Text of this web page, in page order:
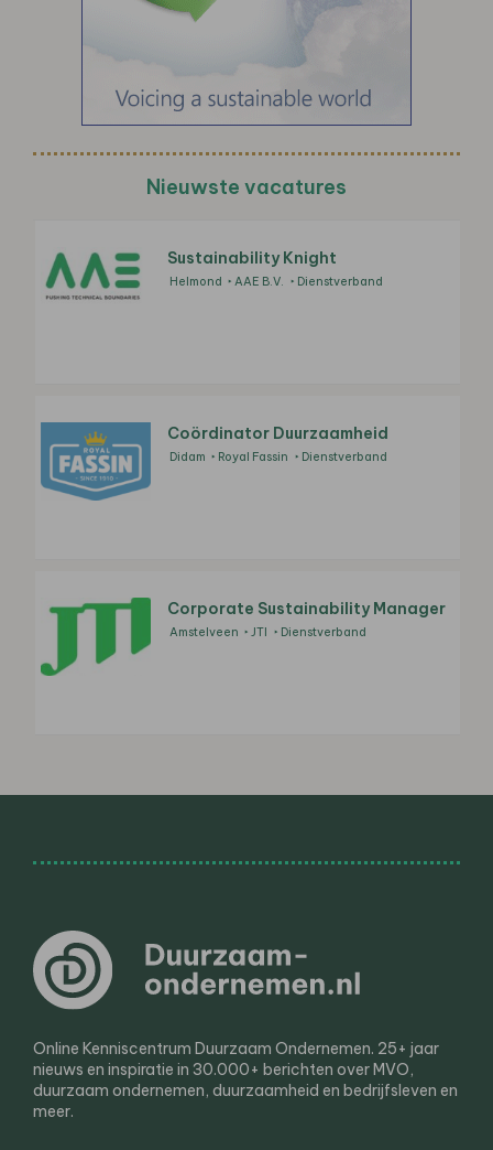
Nieuwste vacatures
Sustainability Knight
Helmond AAE B.V. Dienstverband
Coördinator Duurzaamheid
Didam Royal Fassin Dienstverband
Corporate Sustainability Manager
Amstelveen JTI Dienstverband
Online Kenniscentrum Duurzaam Ondernemen. 25+ jaar
nieuws en inspiratie in 30.000+ berichten over MVO,
duurzaam ondernemen, duurzaamheid en bedrijfsleven en
meer.